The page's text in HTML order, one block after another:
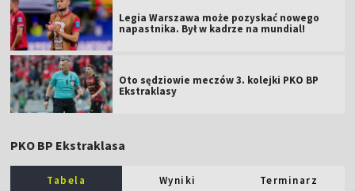
Legia Warszawa może pozyskać nowego
napastnika. Był w kadrze na mundial!
Oto sędziowie meczów 3. kolejki PKO BP
Ekstraklasy
PKO BP Ekstraklasa
Tabela Wyniki Terminarz